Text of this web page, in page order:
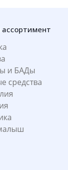
и БАДы
средства